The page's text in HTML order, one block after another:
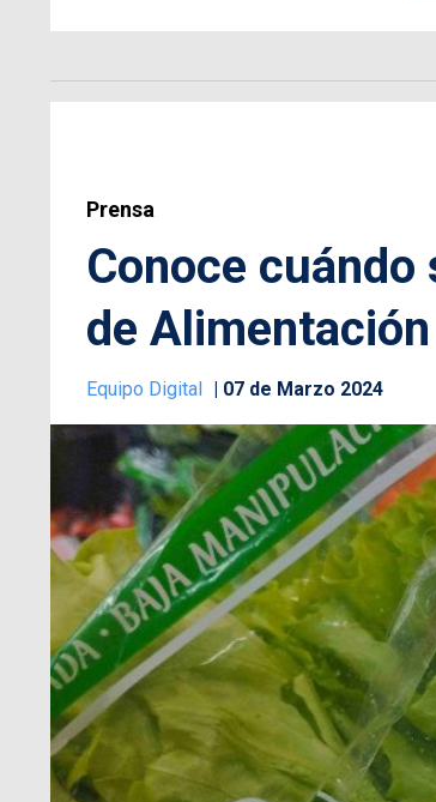
Prensa
Conoce
de
Equipo Digital 07 de Marzo 2024